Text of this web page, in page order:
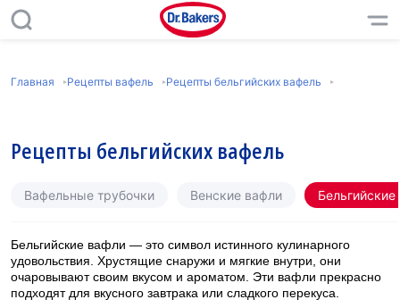
Главная Рецепты вафель Рецепты бельгийских вафель
Рецепты бельгийских вафель
Вафельные трубочки Венские вафли
Бельгийские вафли — это символ истинного кулинарного
удовольствия. Хрустящие снаружи и мягкие внутри, они
очаровывают своим вкусом и ароматом. Эти вафли прекрасно
подходят для вкусного завтрака или сладкого перекуса.